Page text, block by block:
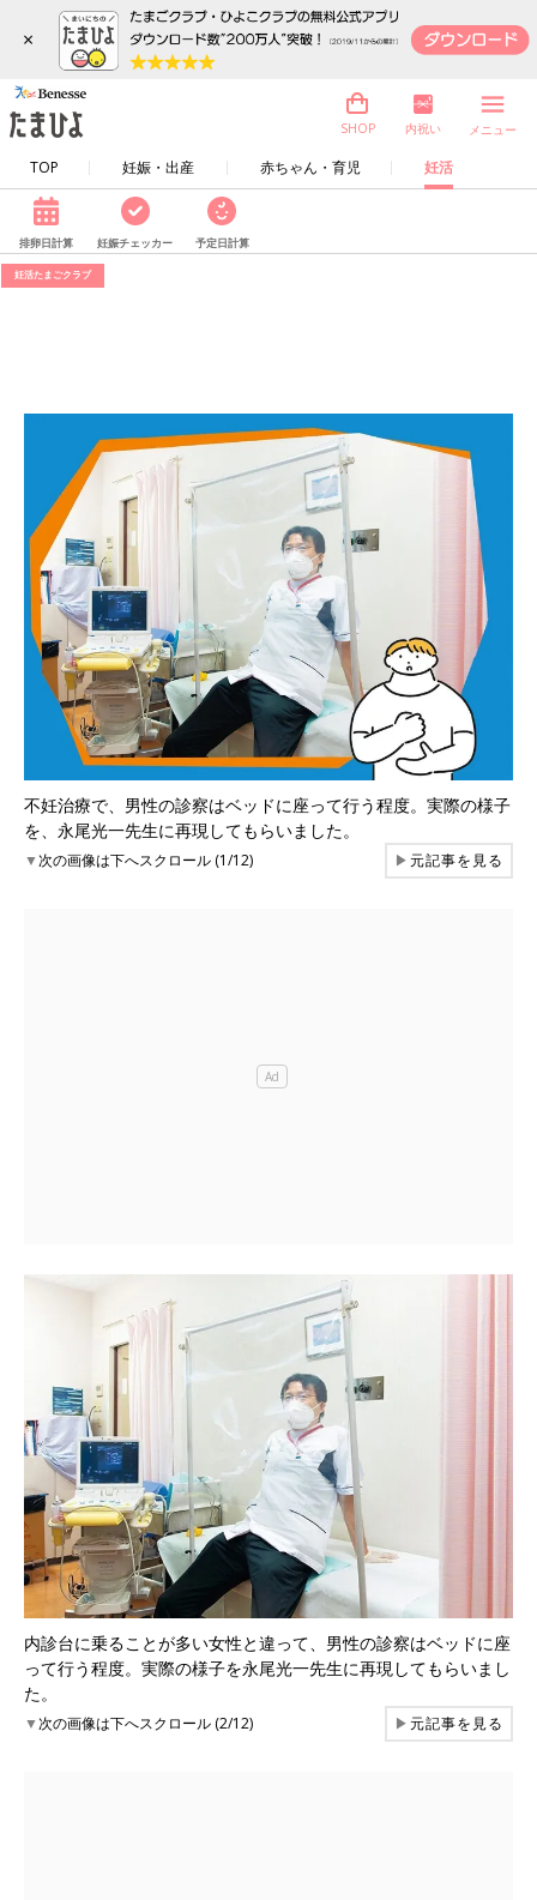
×
TOP 妊娠・出産 赤ちゃん・育児 妊活
SHOP 内祝い メニュー
排卵日計算 妊娠チェッカー 予定日計算
妊活たまごクラブ
不妊治療で、男性の診察はベッドに座って行う程度。実際の様子
を、永尾光一先生に再現してもらいました。
▼次の画像は下へスクロール (1/12) ▶元記事を見る
内診台に乗ることが多い女性と違って、男性の診察はベッドに座
って行う程度。実際の様子を永尾光一先生に再現してもらいまし
た。
▼次の画像は下へスクロール (2/12) ▶元記事を見る